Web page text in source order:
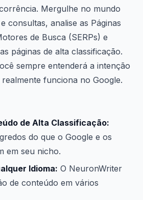
Mergulhe no mundo
consultas, analise as Páginas
de Busca (SERPs) e
páginas de alta classificação.
sempre entenderá a intenção
funciona no Google.
de Alta Classificação:
do que o Google e os
em seu nicho.
Idioma: O NeuronWriter
de conteúdo em vários